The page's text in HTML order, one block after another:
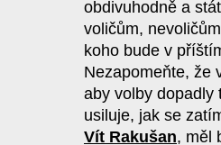
obdivuhodně a
voličům,
koho bude v
Nezapomeňte, že
aby volby dopadly
usiluje, jak se
Vít Rakušan, měl